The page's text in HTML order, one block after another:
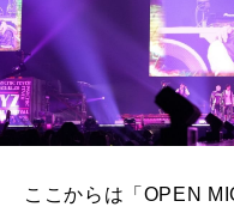
ここからは「 OPEN